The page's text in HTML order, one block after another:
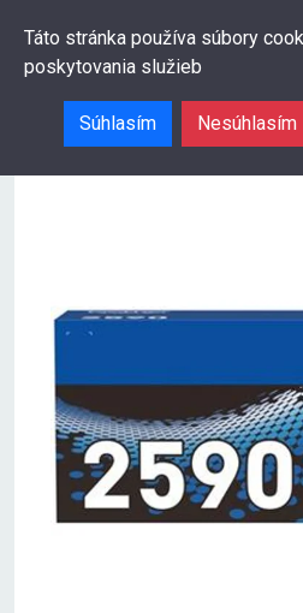
Táto stránka používa súbory
poskytovania služieb
Súhlasím Nesúhlasím